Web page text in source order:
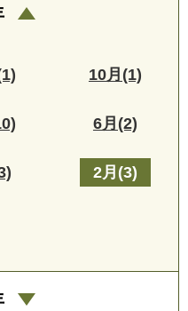
10月(1)
6月(2)
2月(3)